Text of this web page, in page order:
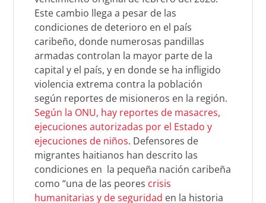
Este cambio llega a pesar de las
condiciones de deterioro en el país
caribeño, donde numerosas pandillas
armadas controlan la mayor parte de la
capital y el país, y en donde se ha infligido
violencia extrema contra la población
según reportes de misioneros en la región.
Según la ONU, hay reportes de masacres,
ejecuciones autorizadas por el Estado y
ejecuciones de niños. Defensores de
migrantes haitianos han descrito las
condiciones en la pequeña nación caribeña
como “una de las peores crisis
humanitarias y de seguridad en la historia